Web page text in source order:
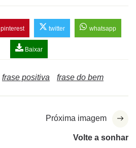
pinterest twitter whatsapp
Baixar
frase positiva frase do bem
Próxima imagem
Volte a sonhar